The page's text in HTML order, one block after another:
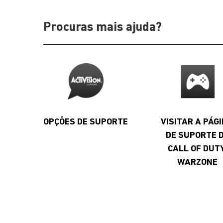
Procuras mais ajuda?
OPÇÕES DE SUPORTE
VISITAR A
DE SUPORTE
CALL OF
WARZONE